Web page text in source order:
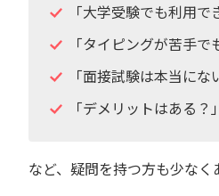
「大学受験でも利用で
「タイピングが苦手で
「面接試験は本当にな
「デメリットはある？」
など、疑問を持つ方も少なく